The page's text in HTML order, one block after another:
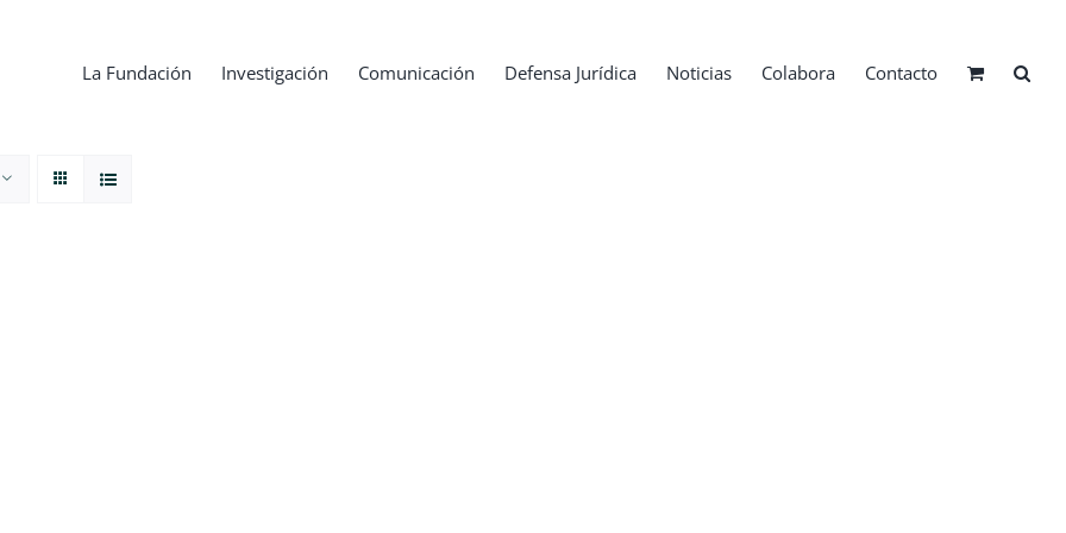
La Fundación Investigación Comunicación Defensa Jurídica Noticias Colabora Contacto